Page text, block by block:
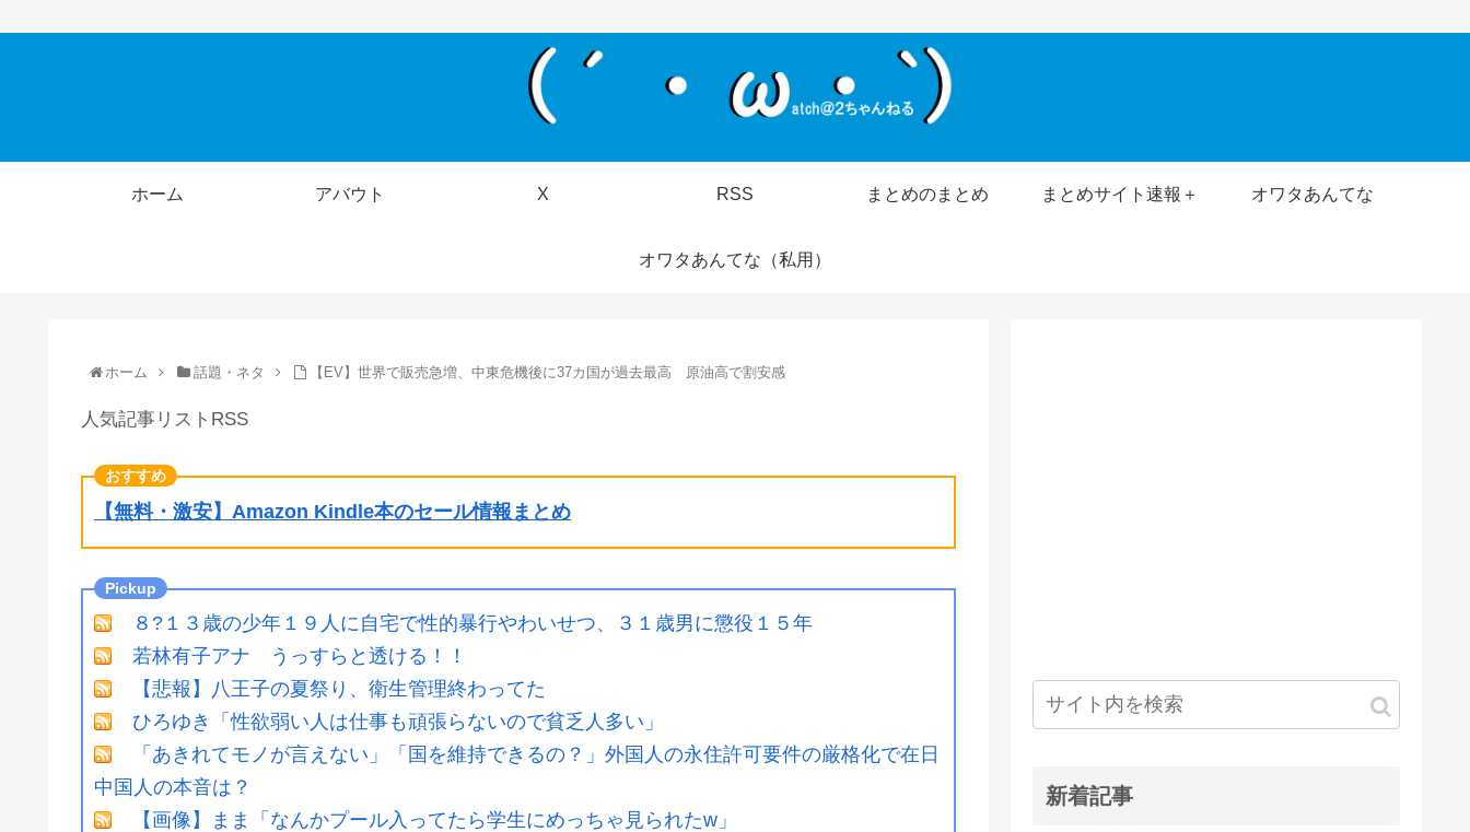
ホーム アバウト X RSS まとめのまとめ まとめサイト速報＋ オワタあんてな
オワタあんてな（私用）
ホーム 話題・ネタ 【EV】世界で販売急増、中東危機後に37カ国が過去最高 原油高で割安感
人気記事リストRSS
【無料・激安】Amazon Kindle本のセール情報まとめ
８?１３歳の少年１９人に自宅で性的暴行やわいせつ、３１歳男に懲役１５年
若林有子アナ うっすらと透ける！！
【悲報】八王子の夏祭り、衛生管理終わってた
ひろゆき「性欲弱い人は仕事も頑張らないので貧乏人多い」
「あきれてモノが言えない」「国を維持できるの？」外国人の永住許可要件の厳格化で在日
中国人の本音は？
【画像】まま「なんかプール入ってたら学生にめっちゃ見られたw」
新着記事